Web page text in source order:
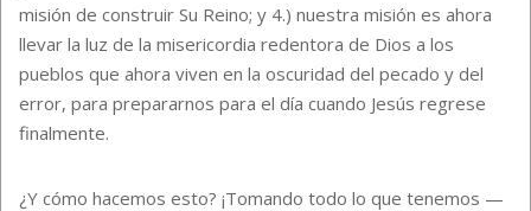
misión de construir Su Reino; y 4.) nuestra misión es ahora
llevar la luz de la misericordia redentora de Dios a los
pueblos que ahora viven en la oscuridad del pecado y del
error, para prepararnos para el día cuando Jesús regrese
finalmente.
¿Y cómo hacemos esto? ¡Tomando todo lo que tenemos —